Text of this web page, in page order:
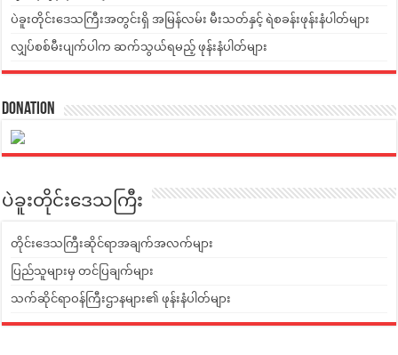
ပဲခူးတိုင်းဒေသကြီးအတွင်းရှိ အမြန်လမ်း မီးသတ်နှင့် ရဲစခန်းဖုန်းနံပါတ်များ
လျှပ်စစ်မီးပျက်ပါက ဆက်သွယ်ရမည့် ဖုန်းနံပါတ်များ
Donation
ပဲခူးတိုင်းဒေသကြီး
တိုင်းဒေသကြီးဆိုင်ရာအချက်အလက်များ
ပြည်သူများမှ တင်ပြချက်များ
သက်ဆိုင်ရာဝန်ကြီးဌာနများ၏ ဖုန်းနံပါတ်များ